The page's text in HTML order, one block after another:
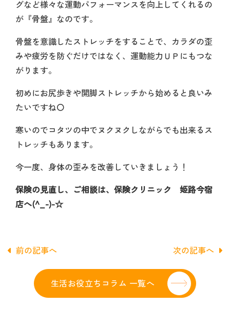
グなど様々な運動パフォーマンスを向上してくれるの
が『骨盤』なのです。
骨盤を意識したストレッチをすることで、カラダの歪
みや疲労を防ぐだけではなく、運動能力ＵＰにもつな
がります。
初めにお尻歩きや開脚ストレッチから始めると良いみ
たいですね〇
寒いのでコタツの中でヌクヌクしながらでも出来るス
トレッチもあります。
今一度、身体の歪みを改善していきましょう！
保険の見直し、ご相談は、保険クリニック 姫路今宿
店へ(^_-)-☆
前の記事へ 次の記事へ
生活お役立ちコラム 一覧へ